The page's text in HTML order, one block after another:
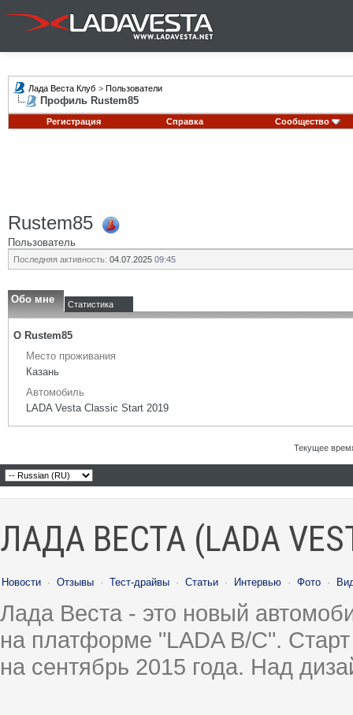
Лада Веста Клуб > Пользователи
Профиль Rustem85
Регистрация Справка Сообщество
Rustem85
Пользователь
Последняя активность: 04.07.2025 09:45
Обо мне Статистика
О Rustem85
Место проживания
Казань
Автомобиль
LADA Vesta Classic Start 2019
Текущее
ЛАДА ВЕСТА (LADA
Новости · Отзывы · Тест-драйвы · Статьи · Интервью · Фото ·
Лада Веста - это новый
на платформе "LADA B/C".
на сентябрь 2015 года. Над